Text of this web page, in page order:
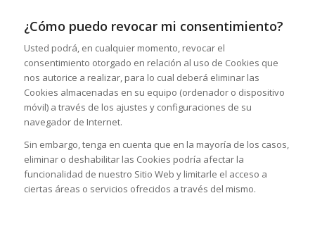
¿Cómo puedo revocar mi consentimiento?
Usted podrá, en cualquier momento, revocar el
consentimiento otorgado en relación al uso de Cookies que
nos autorice a realizar, para lo cual deberá eliminar las
Cookies almacenadas en su equipo (ordenador o dispositivo
móvil) a través de los ajustes y configuraciones de su
navegador de Internet.
Sin embargo, tenga en cuenta que en la mayoría de los casos,
eliminar o deshabilitar las Cookies podría afectar la
funcionalidad de nuestro Sitio Web y limitarle el acceso a
ciertas áreas o servicios ofrecidos a través del mismo.